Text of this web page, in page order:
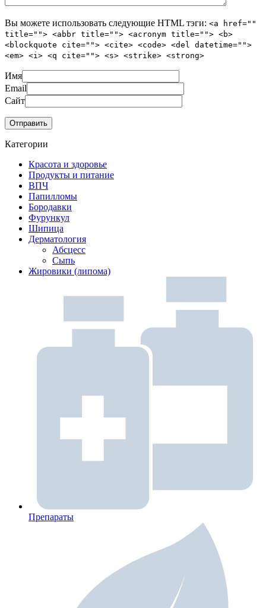
Вы можете использовать следующие HTML тэги: <a href=""
title=""> <abbr title=""> <acronym title=""> <b>
<blockquote cite=""> <cite> <code> <del datetime="">
<em> <i> <q cite=""> <s> <strike> <strong>
Имя
Email
Сайт
Категории
Красота и здоровье
Продукты и питание
ВПЧ
Папилломы
Бородавки
Фурункул
Шипица
Дерматология
Абсцесс
Сыпь
Жировики (липома)
Препараты